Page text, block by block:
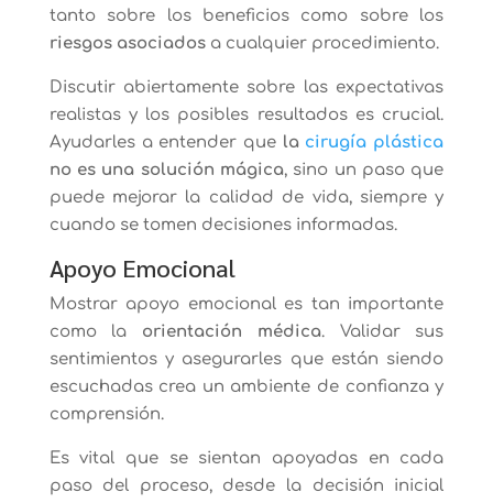
tanto sobre los beneficios como sobre los
riesgos asociadosa cualquier procedimiento.
Discutir abiertamente sobre las expectativas
realistas y los posibles resultados es crucial.
Ayudarles a entender que la cirugía plástica
no es una solución mágica, sino un paso que
puede mejorar la calidad de vida, siempre y
cuando se tomen decisiones informadas.
Apoyo Emocional
Mostrar apoyo emocional es tan importante
como la orientación médica. Validar sus
sentimientos y asegurarles que están siendo
escuchadas crea un ambiente de confianza y
comprensión.
Es vital que se sientan apoyadas en cada
paso del proceso, desde la decisión inicial